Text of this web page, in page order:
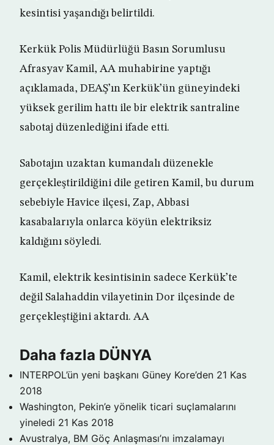
kesintisi yaşandığı belirtildi.
Kerkük Polis Müdürlüğü Basın Sorumlusu
Afrasyav Kamil, AA muhabirine yaptığı
açıklamada, DEAŞ’ın Kerkük’ün güneyindeki
yüksek gerilim hattı ile bir elektrik santraline
sabotaj düzenlediğini ifade etti.
Sabotajın uzaktan kumandalı düzenekle
gerçekleştirildiğini dile getiren Kamil, bu durum
sebebiyle Havice ilçesi, Zap, Abbasi
kasabalarıyla onlarca köyün elektriksiz
kaldığını söyledi.
Kamil, elektrik kesintisinin sadece Kerkük’te
değil Salahaddin vilayetinin Dor ilçesinde de
gerçekleştiğini aktardı. AA
Daha fazla DÜNYA
INTERPOL’ün yeni başkanı Güney Kore’den 21 Kas
2018
Washington, Pekin’e yönelik ticari suçlamalarını
yineledi 21 Kas 2018
Avustralya, BM Göç Anlaşması’nı imzalamayı